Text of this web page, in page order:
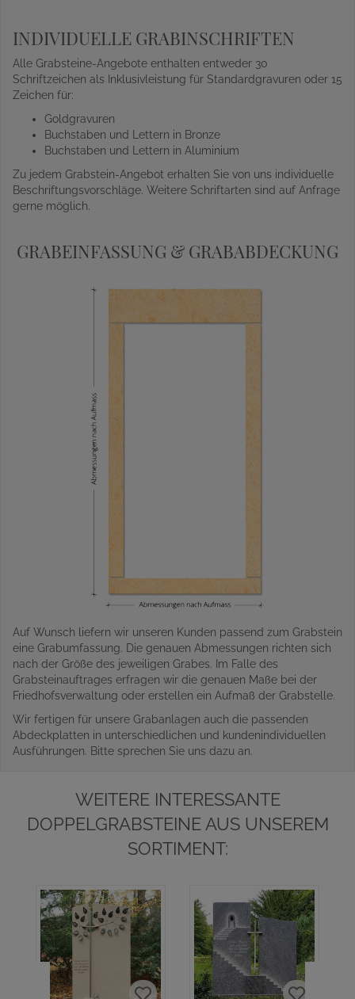
INDIVIDUELLE GRABINSCHRIFTEN
Alle Grabsteine-Angebote enthalten entweder 30
Schriftzeichen als Inklusivleistung für Standardgravuren oder 15
Zeichen für:
Goldgravuren
Buchstaben und Lettern in Bronze
Buchstaben und Lettern in Aluminium
Zu jedem Grabstein-Angebot erhalten Sie von uns individuelle
Beschriftungsvorschläge. Weitere Schriftarten sind auf Anfrage
gerne möglich.
GRABEINFASSUNG & GRABABDECKUNG
Auf Wunsch liefern wir unseren Kunden passend zum Grabstein
eine Grabumfassung. Die genauen Abmessungen richten sich
nach der Größe des jeweiligen Grabes. Im Falle des
Grabsteinauftrages erfragen wir die genauen Maße bei der
Friedhofsverwaltung oder erstellen ein Aufmaß der Grabstelle.
Wir fertigen für unsere Grabanlagen auch die passenden
Abdeckplatten in unterschiedlichen und kundenindividuellen
Ausführungen. Bitte sprechen Sie uns dazu an.
WEITERE INTERESSANTE
DOPPELGRABSTEINE AUS UNSEREM
SORTIMENT: